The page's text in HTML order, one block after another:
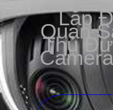
Lắp
Quan
Thủ